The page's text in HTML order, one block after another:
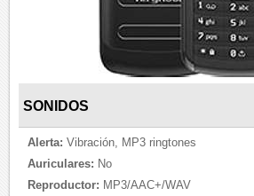
SONIDOS
Alerta: Vibración, MP3 ringtones
Auriculares: No
Reproductor: MP3/AAC+/WAV